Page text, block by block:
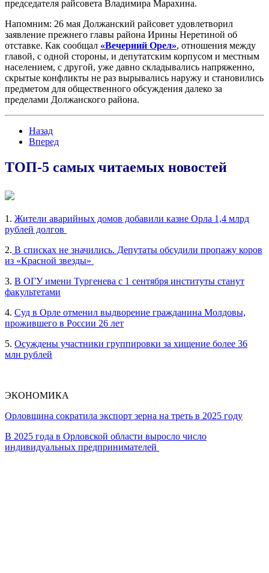
председателя райсовета Владимира Марахина.
Напомним: 26 мая Должанский райсовет удовлетворил
заявление прежнего главы района Ирины Неретиной об
отставке. Как сообщал «Вечерний Орел», отношения между
главой, с одной стороны, и депутатским корпусом и местным
населением, с другой, уже давно складывались напряженно,
скрытые конфликты не раз вырывались наружу и становились
предметом для общественного обсуждения далеко за
пределами Должанского района.
Назад
Вперед
ТОП-5 самых читаемых новостей
1. Жители аварийных домов добавили казне Орла 1,4 млрд
рублей долгов
2. В списках не значились. Депутаты обсудили пропажу коров
из «Красной звезды»
3. В ОГУ имени Тургенева с 1 сентября институты станут
факультетами
4. Суд в Орле отменил выдворение гражданина Молдовы,
прожившего в России 26 лет
5. Осуждены участники группировки за хищение более 36
млн рублей
ЭКОНОМИКА
Орловщина сократила экспорт зерна на треть в 2025 году
В 2025 года в Орловской области выросло число
индивидуальных предпринимателей